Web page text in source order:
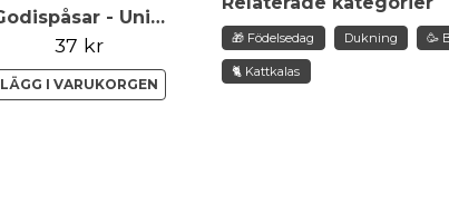
Godispåsar - Unicorn
37 kr
LÄGG I VARUKORGEN
🎁 Födelsedag Dukning 🥳
🐈 Kattkalas